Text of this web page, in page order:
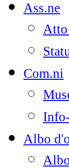
Ass.ne
Com.ni
Albo